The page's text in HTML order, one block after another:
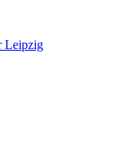
Leipzig